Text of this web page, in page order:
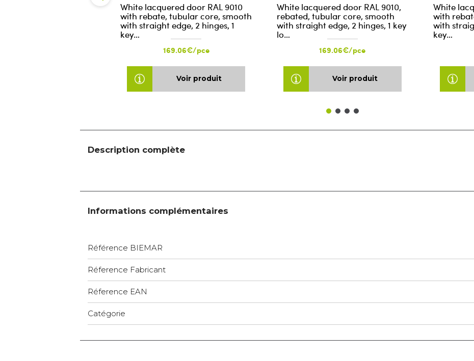
White lacquered door RAL 9010
with rebate, tubular core, smooth
with straight edge, 2 hinges, 1
key…
169.06€/pce
Voir produit
White lacquered door RAL 9010,
rebated, tubular core, smooth
with straight edge, 2 hinges, 1 key
lo…
169.06€/pce
Voir produit
White
with
with
key…
Description complète
Informations complémentaires
Référence BIEMAR
Réference Fabricant
Réference EAN
Catégorie